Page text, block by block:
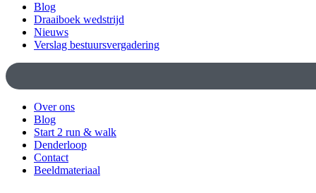
Blog
Draaiboek wedstrijd
Nieuws
Verslag bestuursvergadering
Over ons
Blog
Start 2 run & walk
Denderloop
Contact
Beeldmateriaal